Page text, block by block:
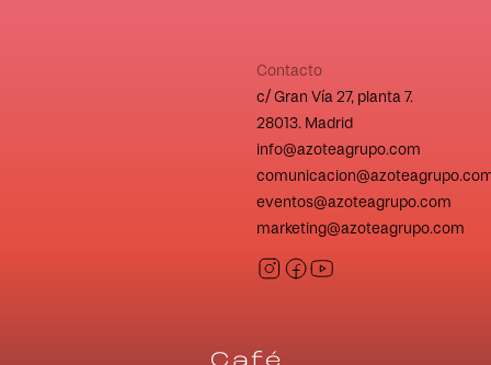
Contacto
c/ Gran Vía 27, planta 7.
28013. Madrid
info@azoteagrupo.com
eventos@azoteagrupo.com
marketing@azoteagrupo.com